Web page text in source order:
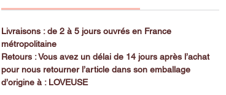
Livraisons : de 2 à 5 jours ouvrés en France
métropolitaine
Retours : Vous avez un délai de 14 jours après l’achat
pour nous retourner l’article dans son emballage
d’origine à : LOVEUSE